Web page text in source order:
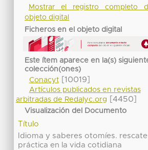
Mostrar el registro completo
objeto digital
Ficheros en el objeto digital
Este ítem aparece en la(s)
colección(ones)
Conacyt[10019]
Artículos publicados en revistas
arbitradas de Redalyc.org
[4450]
Visualización del Documento
Título
Idioma y saberes otomíes.
práctica en la vida cotidiana